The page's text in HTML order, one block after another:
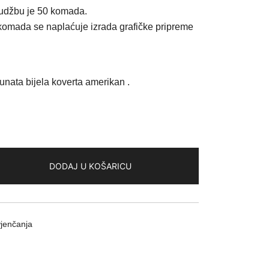
je 50 komada.
se naplaćuje izrada grafičke pripreme
bijela koverta amerikan .
DODAJ U KOŠARICU